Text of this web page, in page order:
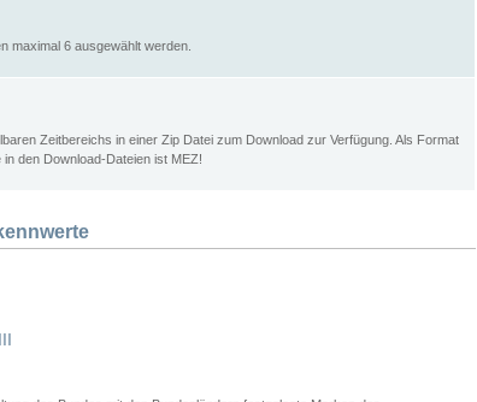
maximal 6 ausgewählt werden.
Zeitbereichs in einer Zip Datei zum Download zur Verfügung. Als Format
den Download-Dateien ist MEZ!